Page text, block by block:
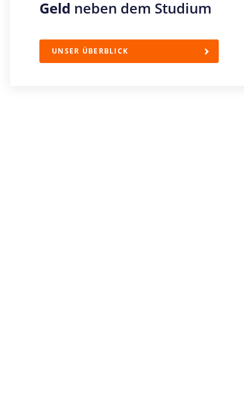
Geld neben dem Studium
UNSER ÜBERBLICK